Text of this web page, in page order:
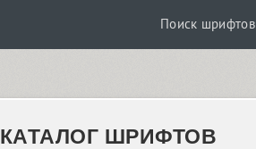
Поиск шрифтов
КАТАЛОГ ШРИФТОВ